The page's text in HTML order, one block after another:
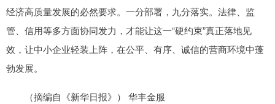
经济高质量发展的必然要求。一分部署，九分落实。法律、监
管、信用等多方面协同发力，才能让这一“硬约束”真正落地见
效，让中小企业轻装上阵，在公平、有序、诚信的营商环境中蓬
勃发展。
（摘编自《新华日报》） 华丰金服